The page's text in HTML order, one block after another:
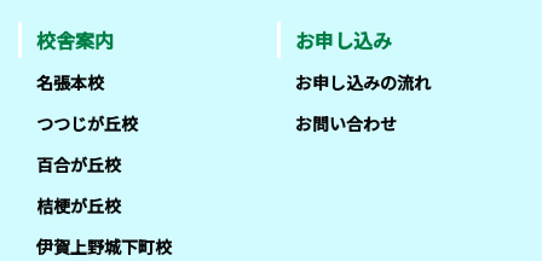
校舎案内
名張本校
つつじが丘校
百合が丘校
桔梗が丘校
伊賀上野城下町校
お申し込み
お申し込みの流れ
お問い合わせ